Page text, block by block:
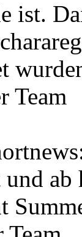
ist.
Team
ab